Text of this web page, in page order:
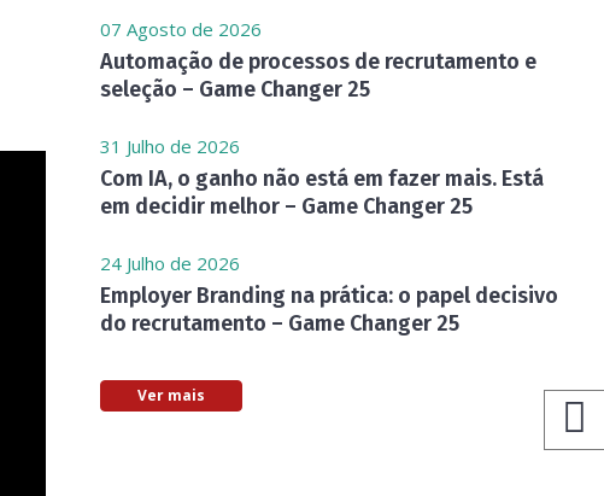
07 Agosto de 2026
Automação de processos de recrutamento e
seleção – Game Changer 25
31 Julho de 2026
Com IA, o ganho não está em fazer mais. Está
em decidir melhor – Game Changer 25
24 Julho de 2026
Employer Branding na prática: o papel decisivo
do recrutamento – Game Changer 25
Ver mais